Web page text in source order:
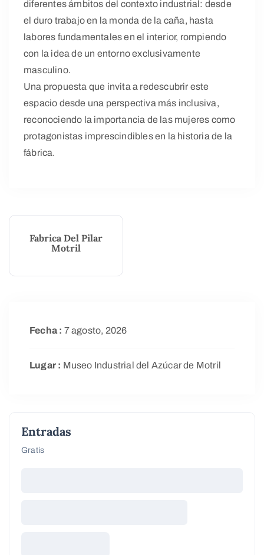
diferentes ámbitos del contexto industrial: desde
el duro trabajo en la monda de la caña, hasta
labores fundamentales en el interior, rompiendo
con la idea de un entorno exclusivamente
masculino.
Una propuesta que invita a redescubrir este
espacio desde una perspectiva más inclusiva,
reconociendo la importancia de las mujeres como
protagonistas imprescindibles en la historia de la
fábrica.
Fabrica Del Pilar
Motril
Fecha : 7 agosto, 2026
Lugar : Museo Industrial del Azúcar de Motril
Entradas
Gratis